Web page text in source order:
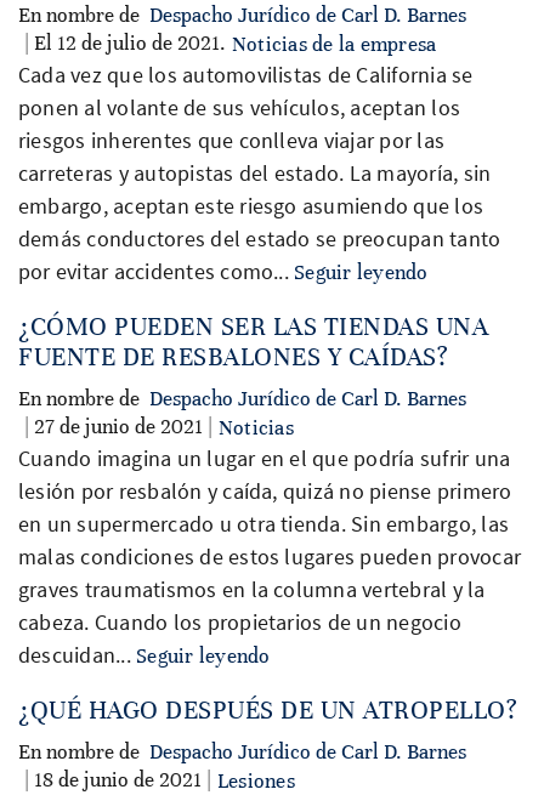
En nombre de Despacho Jurídico de Carl D. Barnes
| El 12 de julio de 2021. Noticias de la empresa
Cada vez que los automovilistas de California se
ponen al volante de sus vehículos, aceptan los
riesgos inherentes que conlleva viajar por las
carreteras y autopistas del estado. La mayoría, sin
embargo, aceptan este riesgo asumiendo que los
demás conductores del estado se preocupan tanto
por evitar accidentes como... Seguir leyendo
¿CÓMO PUEDEN SER LAS TIENDAS UNA
FUENTE DE RESBALONES Y CAÍDAS?
En nombre de Despacho Jurídico de Carl D. Barnes
| 27 de junio de 2021 |
Noticias
Cuando imagina un lugar en el que podría sufrir una
lesión por resbalón y caída, quizá no piense primero
en un supermercado u otra tienda. Sin embargo, las
malas condiciones de estos lugares pueden provocar
graves traumatismos en la columna vertebral y la
cabeza. Cuando los propietarios de un negocio
descuidan... Seguir leyendo
¿QUÉ HAGO DESPUÉS DE UN ATROPELLO?
En nombre de Despacho Jurídico de Carl D. Barnes
| 18 de junio de 2021 |
Lesiones